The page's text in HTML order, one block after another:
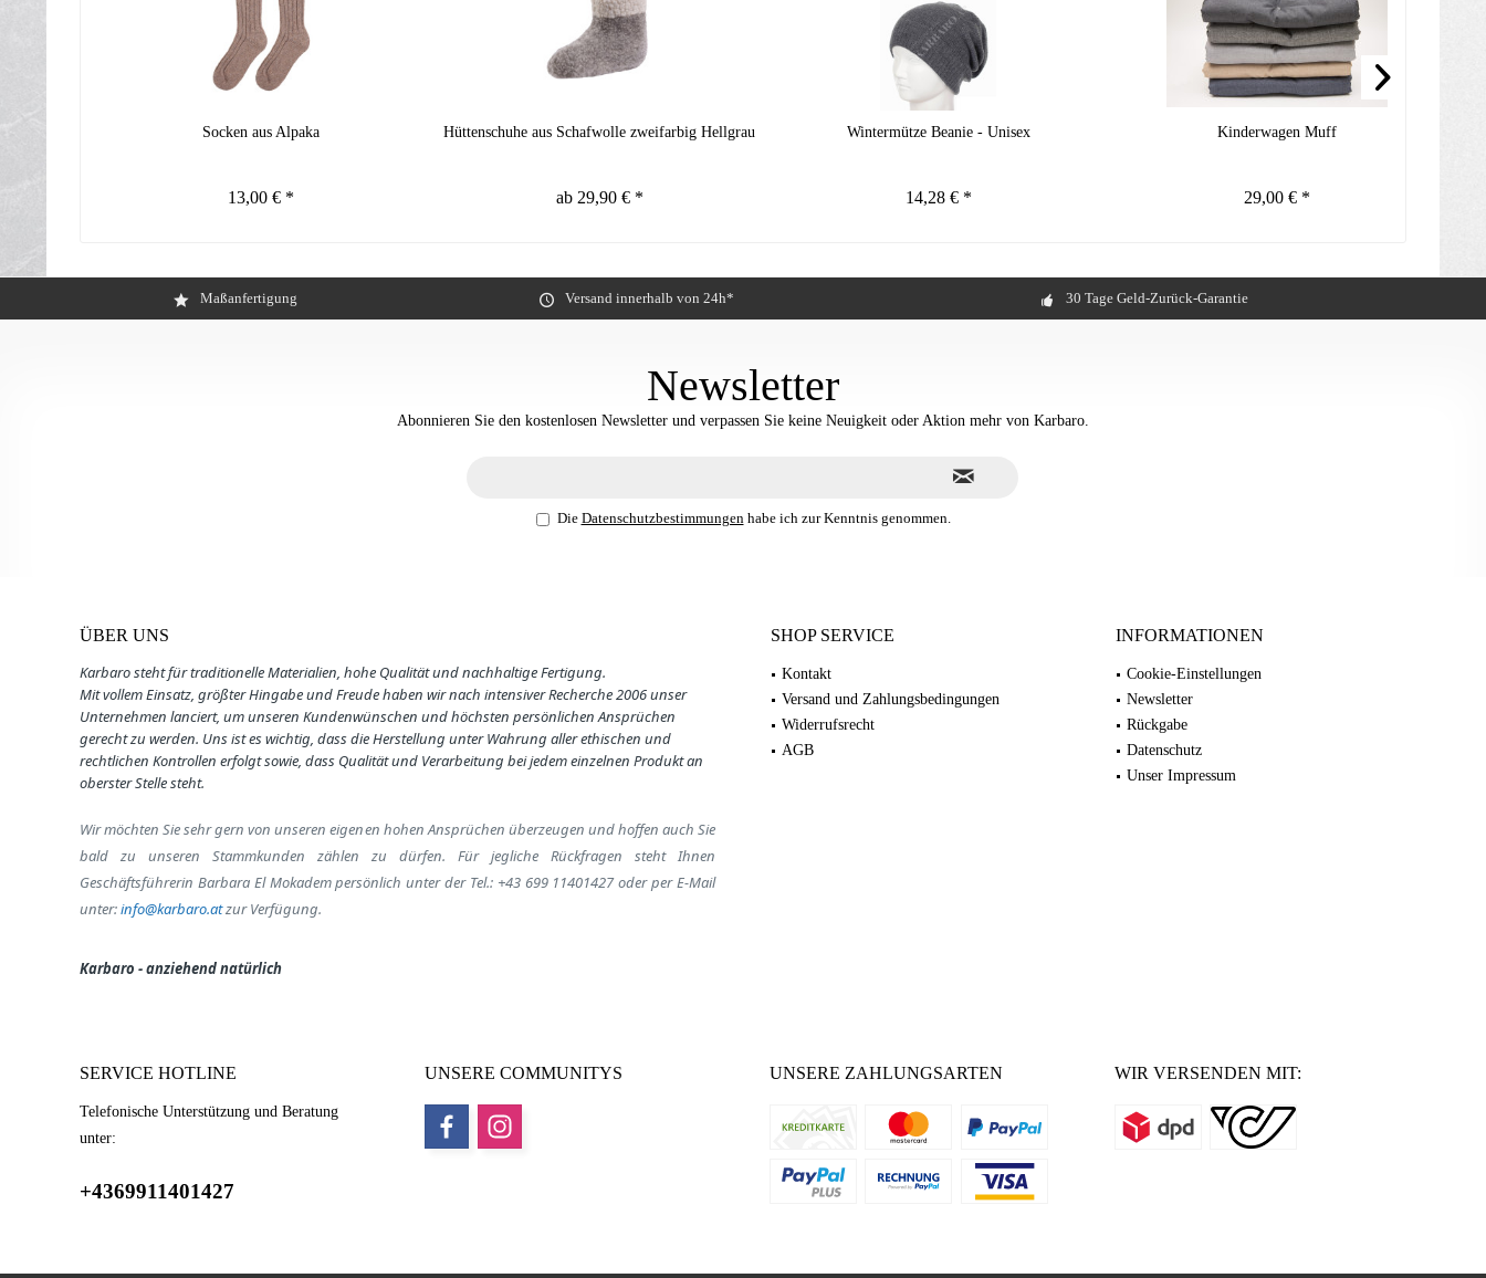
Socken aus Alpaka
13,00 € *
Hüttenschuhe aus Schafwolle zweifarbig Hellgrau
ab 29,90 € *
Wintermütze Beanie - Unisex
14,28 € *
Kinderwagen Muff
29,00 € *
Maßanfertigung Versand innerhalb von 24h* 30 Tage Geld-Zurück-Garantie
Newsletter
Abonnieren Sie den kostenlosen Newsletter und verpassen Sie keine Neuigkeit oder Aktion mehr von Karbaro.
Die Datenschutzbestimmungenhabe ich zur Kenntnis genommen.
ÜBER UNS
Karbaro steht für traditionelle Materialien, hohe Qualität und nachhaltige Fertigung.
Mit vollem Einsatz, größter Hingabe und Freude haben wir nach intensiver Recherche 2006 unser
Unternehmen lanciert, um unseren Kundenwünschen und höchsten persönlichen Ansprüchen
gerecht zu werden. Uns ist es wichtig, dass die Herstellung unter Wahrung aller ethischen und
rechtlichen Kontrollen erfolgt sowie, dass Qualität und Verarbeitung bei jedem einzelnen Produkt an
oberster Stelle steht.
Wir möchten Sie sehr gern von unseren eigenen hohen Ansprüchen überzeugen und hoffen auch Sie
bald zu unseren Stammkunden zählen zu dürfen. Für jegliche Rückfragen steht Ihnen
Geschäftsführerin Barbara El Mokadem persönlich unter der Tel.: +43 699 11401427oder per E-Mail
unter:info@karbaro.atzur Verfügung.
Karbaro - anziehend natürlich
SHOP SERVICE
Kontakt
Versand und Zahlungsbedingungen
Widerrufsrecht
AGB
INFORMATIONEN
Cookie-Einstellungen
Newsletter
Rückgabe
Datenschutz
Unser Impressum
SERVICE HOTLINE
Telefonische Unterstützung und Beratung
unter:
+4369911401427
UNSERE COMMUNITYS UNSERE ZAHLUNGSARTEN WIR VERSENDEN MIT: